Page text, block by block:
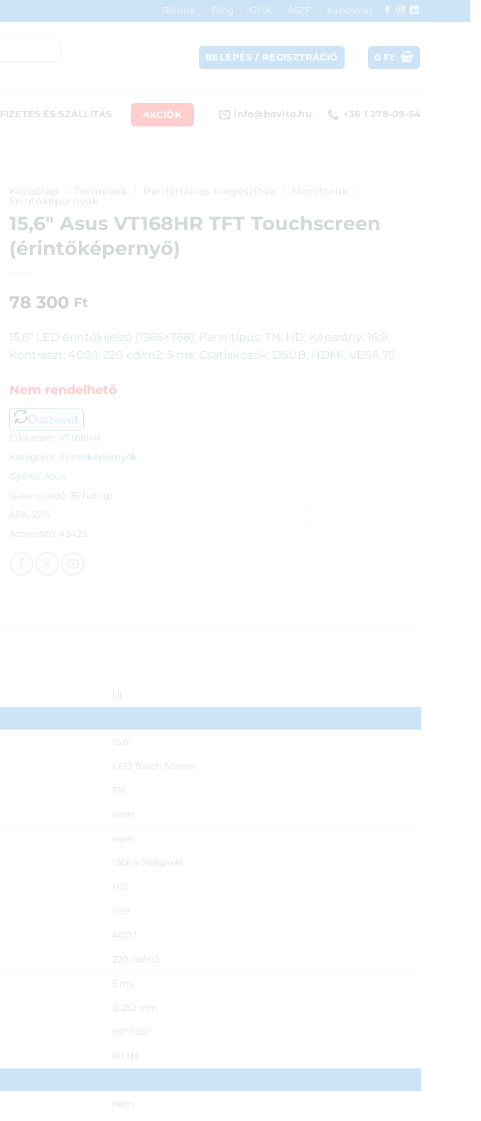
Rólunk Blog GYIK ÁSZF
Kapcsolat
BELÉPÉS / REGISZTRÁCIÓ 0 Ft
FIZETÉS ÉS SZÁLLÍTÁS AKCIÓK info@bovito.hu +36 1 278-09-54
Kezdőlap Termékek Perifériák és kiegészítők Monitorok
Érintőképernyők
15,6″ Asus VT168HR TFT Touchscreen
(érintőképernyő)
78 300 Ft
15,6″ LED érintőkijelző (1366×768); Paneltípus: TN; HD; Képarány: 16:9;
Kontraszt: 400:1; 220 cd/m2; 5 ms; Csatlakozók: DSUB, HDMI; VESA 75
Nem rendelhető
Összevet
Cikkszám: VT168HR
Kategória: Érintőképernyők
Gyártó: Asus
Garanciaidő: 36 hónap
ÁFA: 27%
Azonosító: 43423
Új
15,6"
LED Touch Screen
TN
nem
nem
1366 x 768 pixel
HD
16:9
400:1
220 cd/m2
5 ms
0.252 mm
90° / 60°
60 Hz
nem